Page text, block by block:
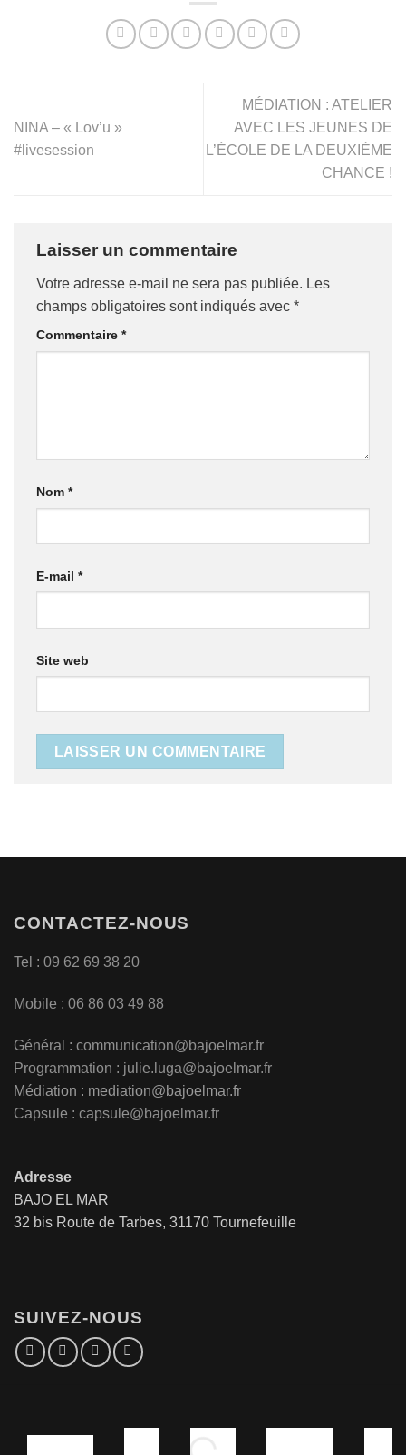
NINA – « Lov’u »
#livesession
MÉDIATION : ATELIER
AVEC LES JEUNES DE
L’ÉCOLE DE LA DEUXIÈME
CHANCE !
Laisser un commentaire
Votre adresse e-mail ne sera pas publiée. Les
champs obligatoires sont indiqués avec *
Commentaire *
Nom *
E-mail *
Site web
CONTACTEZ-NOUS
Tel : 09 62 69 38 20
Mobile : 06 86 03 49 88
Général : communication@bajoelmar.fr
Programmation : julie.luga@bajoelmar.fr
Médiation : mediation@bajoelmar.fr
Capsule : capsule@bajoelmar.fr
Adresse
BAJO EL MAR
32 bis Route de Tarbes, 31170 Tournefeuille
SUIVEZ-NOUS